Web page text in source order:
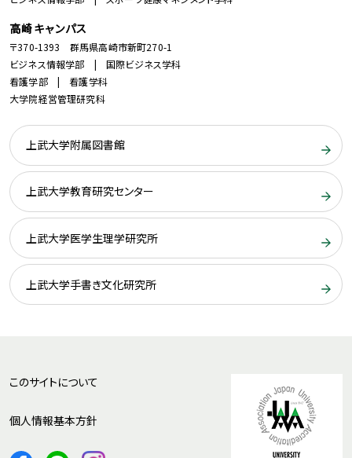
高崎キャンパス
〒370-1393 群馬県高崎市新町270-1
ビジネス情報学部 | 国際ビジネス学科
看護学部 | 看護学科
大学院経営管理研究科
上武大学附属図書館
上武大学教育研究センター
上武大学医学生理学研究所
上武大学手書き文化研究所
このサイトについて
個人情報基本方針